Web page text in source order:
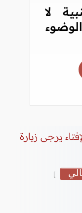
لا
يرجى زيارة
]